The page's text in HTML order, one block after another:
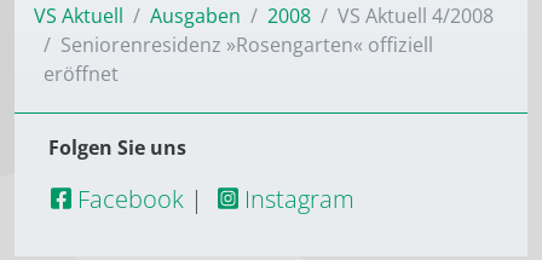
VS Aktuell Ausgaben 2008
VS Aktuell 4/2008
Seniorenresidenz »Rosengarten« offiziell
eröffnet
Folgen Sie uns
Facebook | Instagram